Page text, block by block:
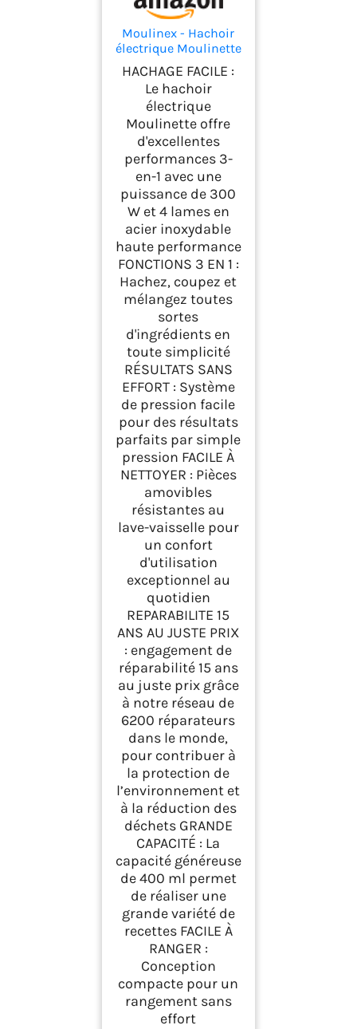
Moulinex - Hachoir
électrique Moulinette
Essential 300W bol
400 mL - Blanc
HACHAGE FACILE :
Le hachoir
électrique
Moulinette offre
d'excellentes
performances 3-
en-1 avec une
puissance de 300
W et 4 lames en
acier inoxydable
haute performance
FONCTIONS 3 EN 1 :
Hachez, coupez et
mélangez toutes
sortes
d'ingrédients en
toute simplicité
RÉSULTATS SANS
EFFORT : Système
de pression facile
pour des résultats
parfaits par simple
pression FACILE À
NETTOYER : Pièces
amovibles
résistantes au
lave-vaisselle pour
un confort
d'utilisation
exceptionnel au
quotidien
REPARABILITE 15
ANS AU JUSTE PRIX
: engagement de
réparabilité 15 ans
au juste prix grâce
à notre réseau de
6200 réparateurs
dans le monde,
pour contribuer à
la protection de
l’environnement et
à la réduction des
déchets GRANDE
CAPACITÉ : La
capacité généreuse
de 400 ml permet
de réaliser une
grande variété de
recettes FACILE À
RANGER :
Conception
compacte pour un
rangement sans
effort